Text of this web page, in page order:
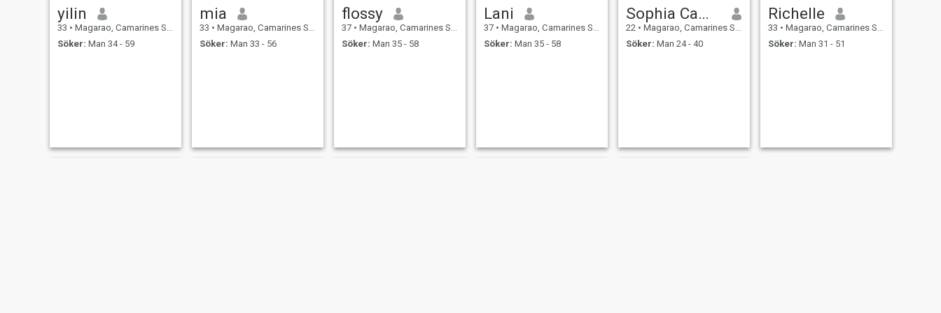
yilin
33 • Magarao, Camarines Sur, Filippinerna
Söker: Man 34 - 59
mia
33 • Magarao, Camarines Sur, Filippinerna
Söker: Man 33 - 56
flossy
37 • Magarao, Camarines Sur, Filippinerna
Söker: Man 35 - 58
Lani
37 • Magarao, Camarines Sur, Filippinerna
Söker: Man 35 - 58
Sophia Camille
22 • Magarao, Camarines Sur, Filippinerna
Söker: Man 24 - 40
Richelle
33 • Magarao, Camarines Sur, Filippinerna
Söker: Man 31 - 51